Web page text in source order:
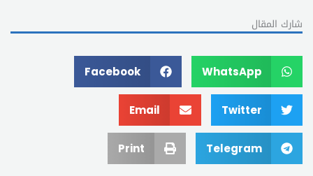
شارك المقال
WhatsApp
Facebook
Twitter
Email
Telegram
Print